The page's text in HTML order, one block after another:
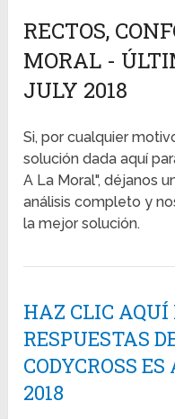
RECTOS,
MORAL -
JULY 2018
Si, por cualquier
solución dada aquí
A La Moral", déjanos
análisis completo y
la mejor solución.
HAZ CLIC AQUÍ
RESPUESTAS
CODYCROSS
2018